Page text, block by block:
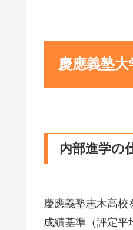
慶應義塾
内部進学の
慶應義塾志木高校
成績基準（評定平